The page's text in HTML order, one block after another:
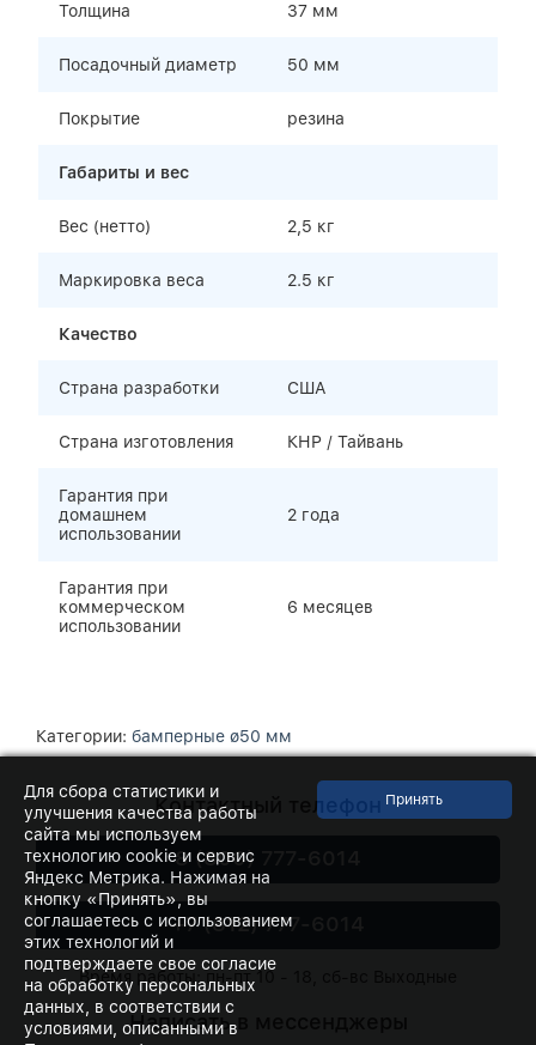
Толщина 37 мм
Посадочный диаметр 50 мм
Покрытие резина
Габариты и вес
Вес (нетто) 2,5 кг
Маркировка веса 2.5 кг
Качество
Страна разработки США
Страна изготовления КНР / Тайвань
Гарантия при
домашнем
использовании
2 года
Гарантия при
коммерческом
использовании
6 месяцев
Категории: бамперные ø50 мм
Контактный телефон
8 (800) 777-6014
+7 (812) 777-6014
Время работы: пн-пт 10 - 18, сб-вс Выходные
Написать в мессенджеры
Для сбора статистики и
улучшения качества работы
сайта мы используем
технологию cookie и сервис
Яндекс Метрика. Нажимая на
кнопку «Принять», вы
соглашаетесь с использованием
этих технологий и
подтверждаете свое согласие
на обработку персональных
данных, в соответствии с
условиями, описанными в